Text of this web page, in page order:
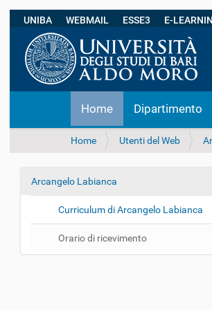
UNIBA WEBMAIL ESSE3 E-
Home Dipartimento
T
e
i
q
u
i
Home Utenti del Web
N
g
Arcangelo Labianca
Curriculum di Arcangelo Labianca
Orario di ricevimento